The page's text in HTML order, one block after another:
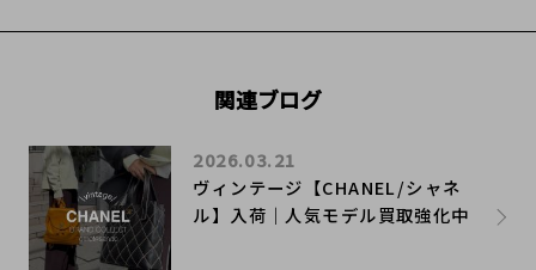
関連ブログ
ヴィンテージ【CHANEL/シャネ
ル】入荷｜人気モデル買取強化中
2026.03.21